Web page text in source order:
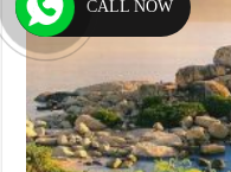
CALL NOW